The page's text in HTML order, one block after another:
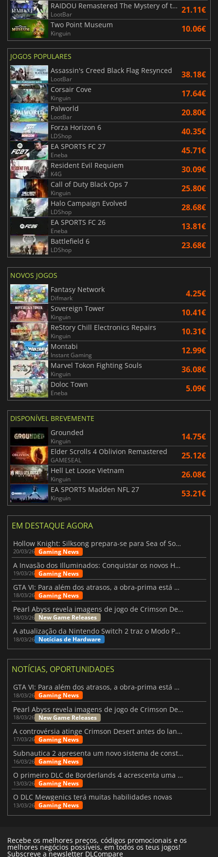
RAIDOU Remastered The Mystery of the Soulless Army
LootBar 21.11€
Two Point Museum
Kinguin 10.06€
JOGOS POPULARES
Assassin's Creed Black Flag Resynced
LootBar 38.18€
Corsair Cove
Kinguin 17.64€
Palworld
LootBar 20.80€
Forza Horizon 6
LDShop 40.35€
EA SPORTS FC 27
Eneba 45.71€
Resident Evil Requiem
K4G 30.09€
Call of Duty Black Ops 7
Kinguin 25.80€
Halo Campaign Evolved
LDShop 28.68€
EA SPORTS FC 26
Eneba 13.81€
Battlefield 6
LDShop 23.68€
NOVOS JOGOS
Fantasy Network
Difmark 4.25€
Sovereign Tower
Kinguin 10.41€
ReStory Chill Electronics Repairs
Kinguin 10.31€
Montabi
Instant Gaming 12.99€
Marvel Tokon Fighting Souls
Kinguin 36.08€
Doloc Town
Eneba 5.09€
DISPONÍVEL BREVEMENTE
Grounded
Kinguin 14.75€
Elder Scrolls 4 Oblivion Remastered
GAMESEAL 25.12€
Hell Let Loose Vietnam
Kinguin 26.08€
EA SPORTS Madden NFL 27
Kinguin 53.21€
EM DESTAQUE AGORA
Hollow Knight: Silksong prepara-se para Sea of Sorrow com um patch
20/03/26 Gaming News
A Invasão dos Illuminados: Conquistar os novos Helldivers 2 Atualização!
19/03/26 Gaming News
GTA VI: Para além dos atrasos, a obra-prima está quase a chegar
18/03/26 Gaming News
Pearl Abyss revela imagens de jogo de Crimson Desert para a PS5
18/03/26 New Game Releases
A atualização da Nintendo Switch 2 traz o Modo Portátil aos jogos mais antigos da Switch
18/03/26 Notícias de Hardware
NOTÍCIAS, OPORTUNIDADES
GTA VI: Para além dos atrasos, a obra-prima está quase a chegar
18/03/26 Gaming News
Pearl Abyss revela imagens de jogo de Crimson Desert para a PS5
18/03/26 New Game Releases
A controvérsia atinge Crimson Desert antes do lançamento
17/03/26 Gaming News
Subnautica 2 apresenta um novo sistema de construção de bases
16/03/26 Gaming News
O primeiro DLC de Borderlands 4 acrescenta uma nova personagem e muito mais
13/03/26 Gaming News
O DLC Mewgenics terá muitas habilidades novas
13/03/26 Gaming News
Recebe os melhores preços, códigos promocionais e os
melhores negócios possíveis, em todos os teus jogos!
Subscreve a newsletter DLCompare